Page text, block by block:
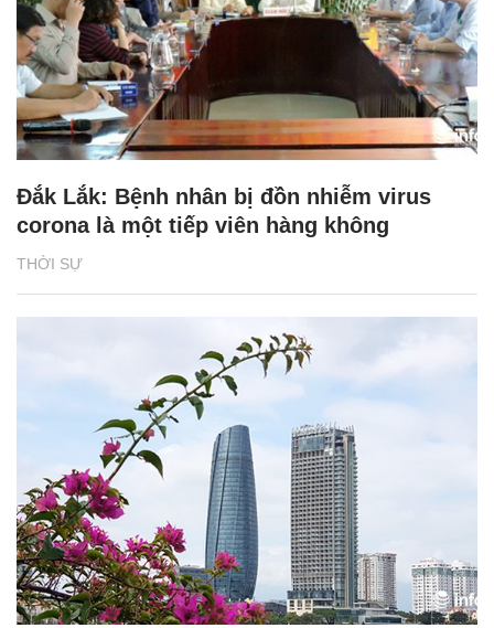
THỜI SỰ
Đắk Lắk: Bệnh nhân bị đồn nhiễm virus
corona là một tiếp viên hàng không